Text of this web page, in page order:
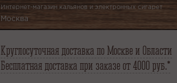
Интернет-магазин кальянов и электронных сигарет
Москва
Круглосуточная доставка по Москве и Области
Бесплатная доставка при заказе от 4000 руб.*